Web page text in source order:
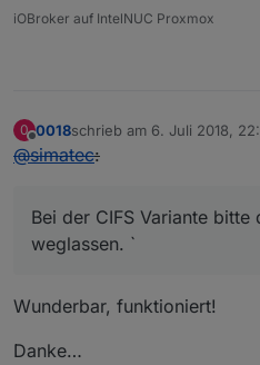
iOBroker auf IntelNUC Proxmox
0
Offline
0018schrieb am 6. Juli 2018,
zuletzt editiert von
@simatec:
Bei der CIFS Variante
weglassen. `
Wunderbar, funktioniert!
Danke…